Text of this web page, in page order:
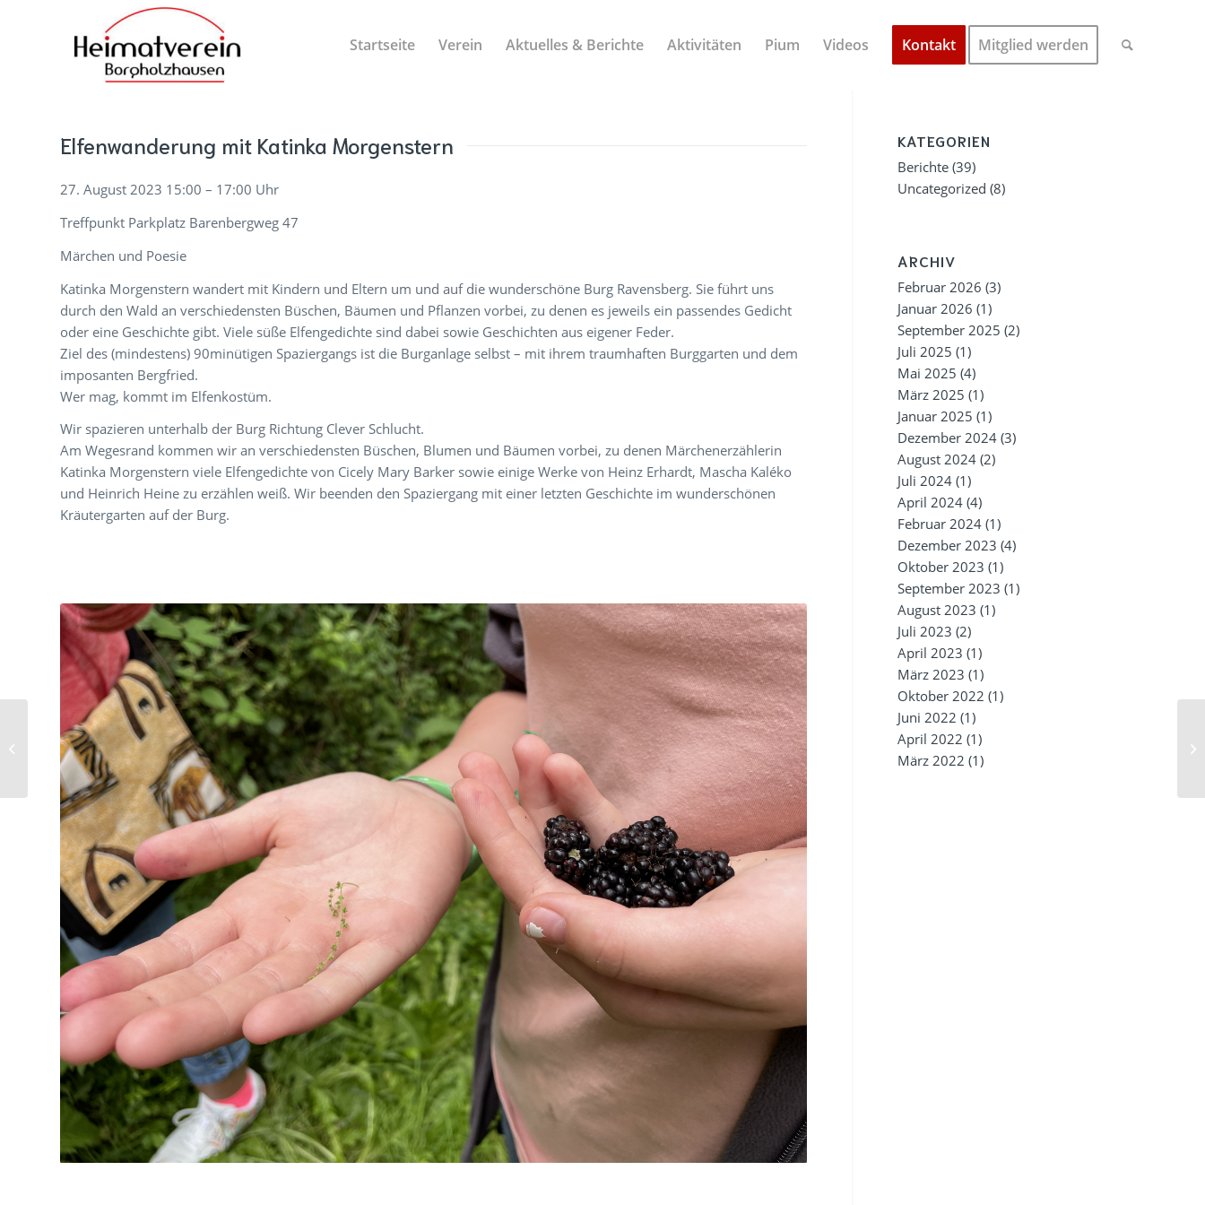
Startseite Verein Aktuelles & Berichte Aktivitäten Pium Videos Kontakt Mitglied werden
Elfenwanderung mit Katinka Morgenstern
27. August 2023 15:00 – 17:00 Uhr
Treffpunkt Parkplatz Barenbergweg 47
Märchen und Poesie
Katinka Morgenstern wandert mit Kindern und Eltern um und auf die wunderschöne Burg Ravensberg. Sie führt uns
durch den Wald an verschiedensten Büschen, Bäumen und Pflanzen vorbei, zu denen es jeweils ein passendes Gedicht
oder eine Geschichte gibt. Viele süße Elfengedichte sind dabei sowie Geschichten aus eigener Feder.
Ziel des (mindestens) 90minütigen Spaziergangs ist die Burganlage selbst – mit ihrem traumhaften Burggarten und dem
imposanten Bergfried.
Wer mag, kommt im Elfenkostüm.
Wir spazieren unterhalb der Burg Richtung Clever Schlucht.
Am Wegesrand kommen wir an verschiedensten Büschen, Blumen und Bäumen vorbei, zu denen Märchenerzählerin
Katinka Morgenstern viele Elfengedichte von Cicely Mary Barker sowie einige Werke von Heinz Erhardt, Mascha Kaléko
und Heinrich Heine zu erzählen weiß. Wir beenden den Spaziergang mit einer letzten Geschichte im wunderschönen
Kräutergarten auf der Burg.
KATEGORIEN
Berichte (39)
Uncategorized (8)
ARCHIV
Februar 2026 (3)
Januar 2026 (1)
September 2025 (2)
Juli 2025 (1)
Mai 2025 (4)
März 2025 (1)
Januar 2025 (1)
Dezember 2024 (3)
August 2024 (2)
Juli 2024 (1)
April 2024 (4)
Februar 2024 (1)
Dezember 2023 (4)
Oktober 2023 (1)
September 2023 (1)
August 2023 (1)
Juli 2023 (2)
April 2023 (1)
März 2023 (1)
Oktober 2022 (1)
Juni 2022 (1)
April 2022 (1)
März 2022 (1)
Führung durch
ErdzeitCenter und
Geogarten